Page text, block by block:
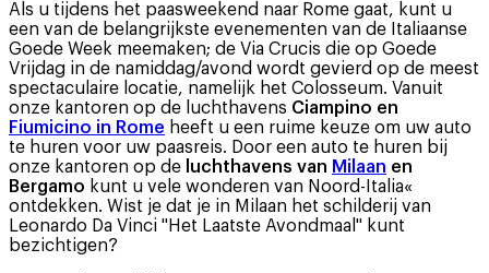
Als u tijdens het paasweekend naar Rome gaat, kunt u
een van de belangrijkste evenementen van de Italiaanse
Goede Week meemaken; de Via Crucis die op Goede
Vrijdag in de namiddag/avond wordt gevierd op de meest
spectaculaire locatie, namelijk het Colosseum. Vanuit
onze kantoren op de luchthavens Ciampino en
Fiumicino in Rome heeft u een ruime keuze om uw auto
te huren voor uw paasreis. Door een auto te huren bij
onze kantoren op de luchthavens van Milaan en
Bergamo kunt u vele wonderen van Noord-Italia«
ontdekken. Wist je dat je in Milaan het schilderij van
Leonardo Da Vinci "Het Laatste Avondmaal" kunt
bezichtigen?